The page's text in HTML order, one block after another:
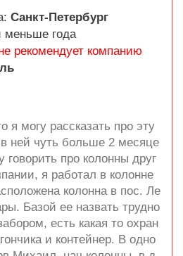
Санкт-Петербург
меньше года
рекомендует компанию
я могу рассказать про эту
ней чуть больше 2 месяце
про колонны друг
я работал в колонне
колонна в пос. Ле
Базой ее назвать трудно
есть какая то охран
и контейнер. В одно